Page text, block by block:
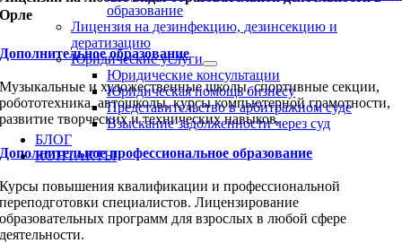
образование
Лицензия на дезинфекцию, дезинсекцию и
дератизацию
Юридические услуги
Юридические консультации
Юридическая помощь бизнесу
Представительство в арбитражном суде
Взыскание задолженности через суд
БЛОГ
КОНТАКТЫ
Орле
Дополнительное образование
Музыкальные и художественные школы, спортивные секции,
робототехника, автошколы, курсы компьютерной грамотности,
развитие творческих и технических навыков.
Дополнительное профессиональное образование
Курсы повышения квалификации и профессиональной
переподготовки специалистов. Лицензирование
образовательных программ для взрослых в любой сфере
деятельности.